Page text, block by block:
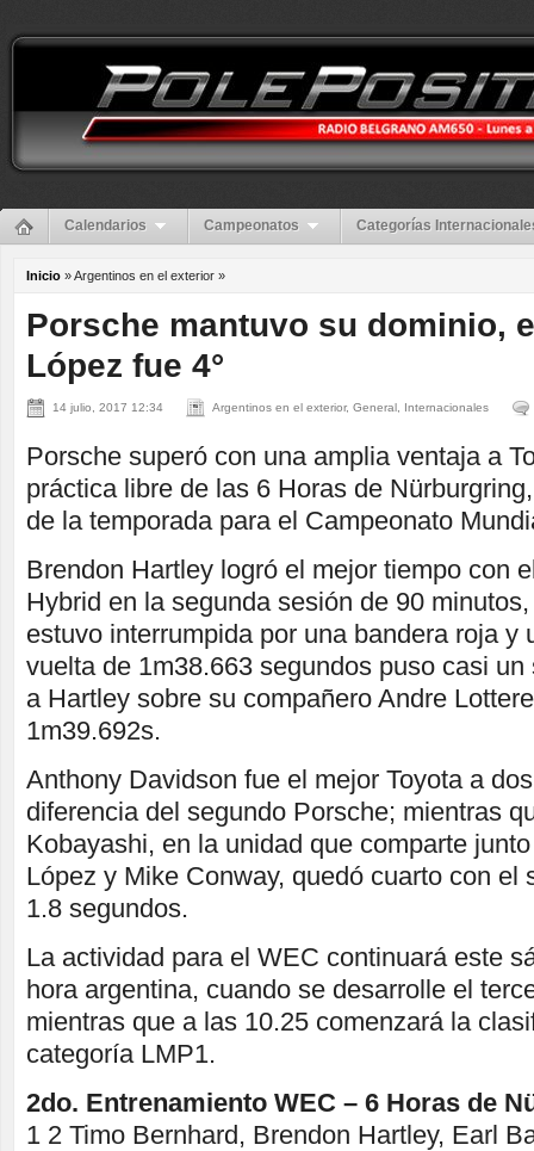
Calendarios Campeonatos Categorías
Inicio » Argentinos en el exterior »
Porsche mantuvo su dominio,
López fue 4°
14 julio, 2017 12:34 Argentinos en el exterior, General, Internacionales
Porsche superó con una amplia ventaja a
práctica libre de las 6 Horas de
de la temporada para el Campeonato
Brendon Hartley logró el mejor tiempo con
Hybrid en la segunda sesión de 90
estuvo interrumpida por una bandera roja y
vuelta de 1m38.663 segundos puso casi
a Hartley sobre su compañero Andre
1m39.692s.
Anthony Davidson fue el mejor Toyota a
diferencia del segundo Porsche; mientras
Kobayashi, en la unidad que comparte
López y Mike Conway, quedó cuarto con el
1.8 segundos.
La actividad para el WEC continuará este
hora argentina, cuando se desarrolle el
mientras que a las 10.25 comenzará la
categoría LMP1.
2do. Entrenamiento WEC – 6 Horas de
1 2 Timo Bernhard, Brendon Hartley, Earl